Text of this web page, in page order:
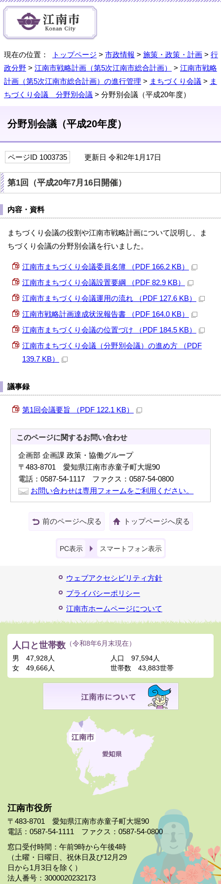
現在の位置： トップページ > 市政情報 > 施策・政策・計画 > 行
政分野 > 江南市戦略計画（第5次江南市総合計画） > 江南市戦略
計画（第5次江南市総合計画）の進行管理 > まちづくり会議 > ま
ちづくり会議 分野別会議 > 分野別会議（平成20年度）
分野別会議（平成20年度）
ページID 1003735 更新日 令和2年1月17日
第1回（平成20年7月16日開催）
内容・資料
まちづくり会議の役割や江南市戦略計画について説明し、ま
ちづくり会議の分野別会議を行いました。
江南市まちづくり会議委員名簿 （PDF 166.2 KB）
江南市まちづくり会議設置要綱 （PDF 82.9 KB）
江南市まちづくり会議運用の流れ （PDF 127.6 KB）
江南市戦略計画達成状況報告書 （PDF 164.0 KB）
江南市まちづくり会議の位置づけ （PDF 184.5 KB）
江南市まちづくり会議（分野別会議）の進め方 （PDF
139.7 KB）
議事録
第1回会議要旨 （PDF 122.1 KB）
このページに関するお問い合わせ
企画部 企画課 政策・協働グループ
〒483-8701 愛知県江南市赤童子町大堀90
電話：0587-54-1117 ファクス：0587-54-0800
お問い合わせは専用フォームをご利用ください。
前のページへ戻る トップページへ戻る
PC表示 スマートフォン表示
ウェブアクセシビリティ方針
プライバシーポリシー
江南市ホームページについて
江南市役所
〒483-8701 愛知県江南市赤童子町大堀90
電話：0587-54-1111 ファクス：0587-54-0800
窓口受付時間：午前9時から午後4時
（土曜・日曜日、祝休日及び12月29
日から1月3日を除く）
法人番号：3000020232173
人口と世帯数 （令和8年6月末現在）
男
47,928人
女
49,666人
人口
97,594人
世帯数
43,883世帯